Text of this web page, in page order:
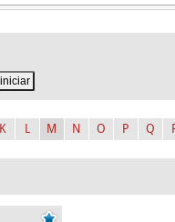
K L M N O P Q